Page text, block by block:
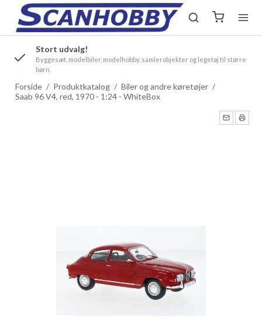
Stort udvalg!
Byggesæt, modelbiler, modelhobby, samlerobjekter og legetøj til større
børn.
Forside / Produktkatalog / Biler og andre køretøjer /
Saab 96 V4, red, 1970 - 1:24 - WhiteBox